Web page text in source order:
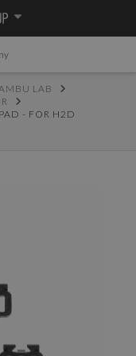
LAB
- FOR H2D